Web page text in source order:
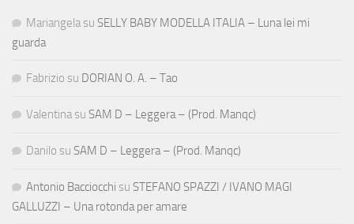
Mariangela su SELLY BABY MODELLA ITALIA – Luna lei mi
guarda
Fabrizio su DORIAN O. A. – Tao
Valentina su SAM D – Leggera – (Prod. Manqc)
Danilo su SAM D – Leggera – (Prod. Manqc)
Antonio Bacciocchi su STEFANO SPAZZI / IVANO MAGI
GALLUZZI – Una rotonda per amare